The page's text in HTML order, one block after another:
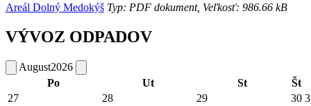
Areál Dolný Medokýš Typ: PDF dokument, Veľkosť: 986.66 kB
VÝVOZ ODPADOV
August2026
Po
Ut St
Št
27
28 29 30